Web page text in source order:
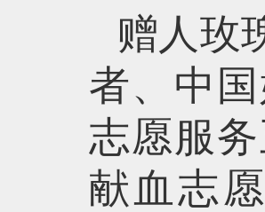
赠人玫
者、中
志愿服
献血志